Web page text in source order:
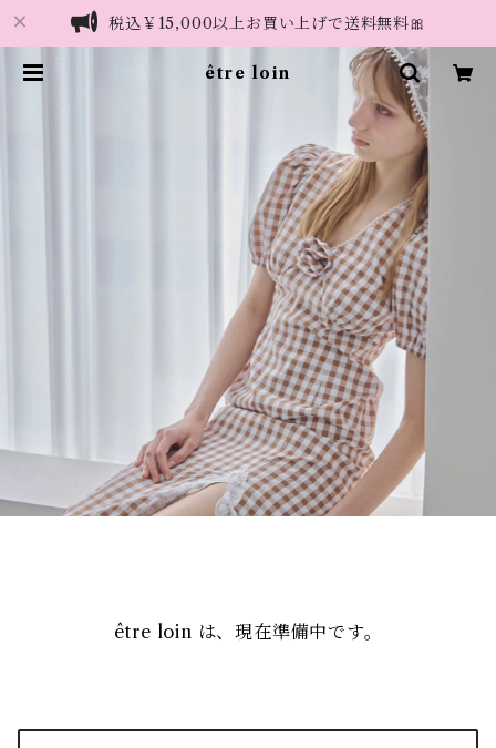
税込￥15,000以上お買い上げで送料無料🎀
être loin
être loin は、現在準備中です。